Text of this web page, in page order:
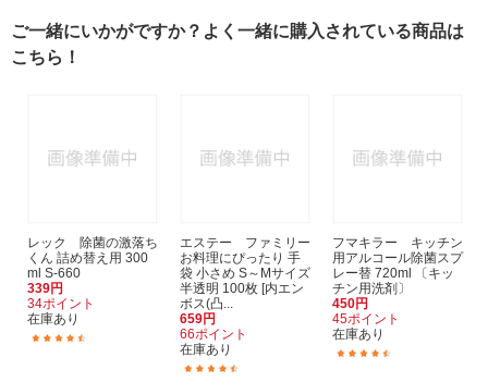
ご一緒にいかがですか？よく一緒に購入されている商品は
こちら！
レック 除菌の激落ち
くん 詰め替え用 300
ml S-660
339円
34ポイント
在庫あり
エステー ファミリー
お料理にぴったり 手
袋 小さめ S～Mサイズ
半透明 100枚 [内エン
ボス(凸...
659円
66ポイント
在庫あり
フマキラー キッチン
用アルコール除菌スプ
レー替 720ml 〔キッ
チン用洗剤〕
450円
45ポイント
在庫あり